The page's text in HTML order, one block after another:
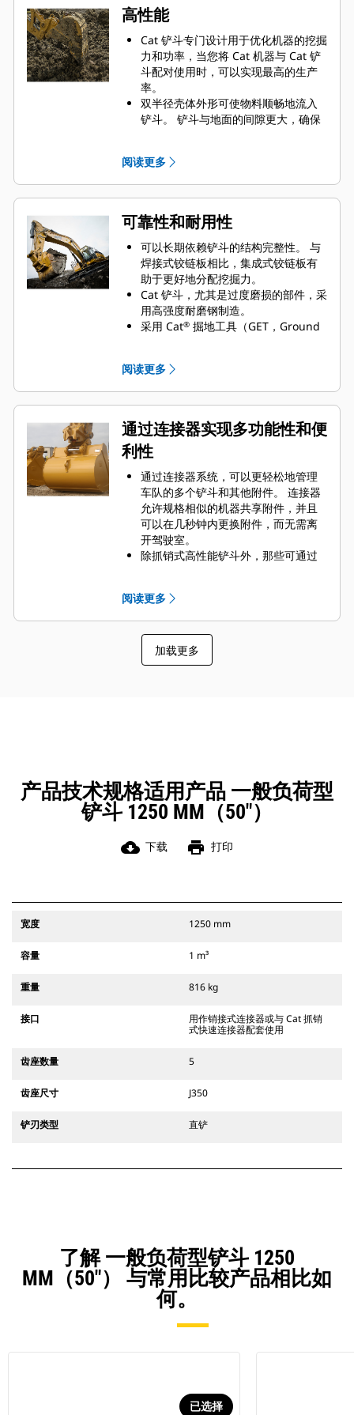
高性能
Cat 铲斗专门设计用于优化机器的挖掘
力和功率，当您将 Cat 机器与 Cat 铲
斗配对使用时，可以实现最高的生产
率。
双半径壳体外形可使物料顺畅地流入
铲斗。 铲斗与地面的间隙更大，确保
油耗在挖掘过程中达到峰值。 Cat 铲
斗可以快速铲挖物料，提高了机器的
整体工作效率。
可在更短的时间内装载更多的物料。
对于每次装载，铲斗形状和侧挡板都
可将大部分物料保留在铲斗内。
阅读更多
可靠性和耐用性
可以长期依赖铲斗的结构完整性。 与
焊接式铰链板相比，集成式铰链板有
助于更好地分配挖掘力。
Cat 铲斗，尤其是过度磨损的部件，采
用高强度耐磨钢制造。
采用 Cat® 掘地工具（GET，Ground
铲刀有助于保护铲斗中最常接触和穿
过物料的部件。
通过为您的铲斗和应用组合选择正确
的 GET 来降低维护成本。
铲斗齿尖提供多种选择，确保适合您
的具体应用。 无论您需要获得平整的
挖掘底面还是挖掘坚硬、磨蚀性的物
料，总会有一款齿尖解决方案适合
您。
阅读更多
通过连接器实现多功能性和便
利性
通过连接器系统，可以更轻松地管理
车队的多个铲斗和其他附件。 连接器
允许规格相似的机器共享附件，并且
可以在几秒钟内更换附件，而无需离
开驾驶室。
除抓销式高性能铲斗外，那些可通过
铲斗配有一个可优化挖掘力的凹进
销，当与 Cat 抓销式快速连接器配套
使用时，可为铲斗提供更快的循环时
间。
此外，Cat 抓销式快速连接器还允许操
带式挖掘机和所有轮式挖掘机兼容。
此外，还提供挖沟宽度连接器。
与 CW 专用连接器系统兼容的附件采
用固定式快速连接器铰接件。 CW 专
用连接器采用楔式锁定系统，确保始
终稳固地连接附件。
阅读更多
加载更多
产品技术规格适用产品 一般负荷型
铲斗 1250 MM（50"）
cloud_download 下载 print 打印
宽度 1250 mm
容量 1 m³
重量 816 kg
接口
用作销接式连接器或与 Cat 抓销
式快速连接器配套使用
齿座数量 5
齿座尺寸 J350
铲刃类型 直铲
了解 一般负荷型铲斗 1250
MM（50"） 与常用比较产品相比如
何。
已选择